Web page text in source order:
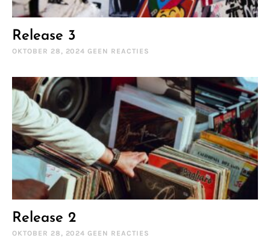
Release 3
OKTOBER 28, 2024GEEN REACTIES
Release 2
OKTOBER 28, 2024GEEN REACTIES